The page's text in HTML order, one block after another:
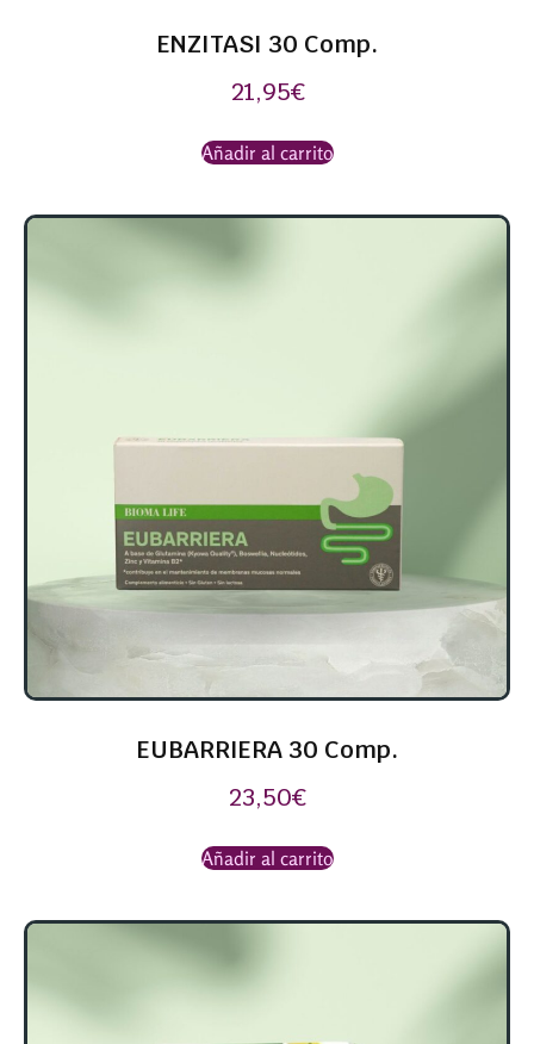
ENZITASI 30 Comp.
21,95€
Añadir al carrito
EUBARRIERA 30 Comp.
23,50€
Añadir al carrito